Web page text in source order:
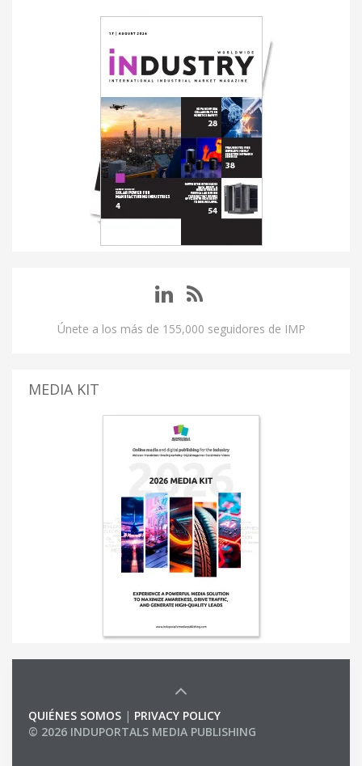
Únete a los más de 155,000 seguidores de IMP
MEDIA KIT
QUIÉNES SOMOS | PRIVACY POLICY
© 2026 INDUPORTALS MEDIA PUBLISHING